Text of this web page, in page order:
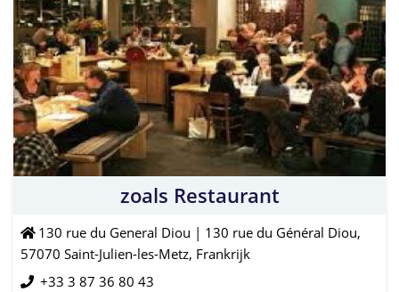
zoals Restaurant
130 rue du General Diou | 130 rue du Général Diou,
57070 Saint-Julien-les-Metz, Frankrijk
+33 3 87 36 80 43